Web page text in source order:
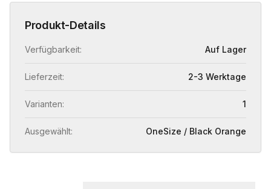
Produkt-Details
Verfügbarkeit: Auf Lager
Lieferzeit: 2-3 Werktage
Varianten: 1
Ausgewählt: OneSize / Black Orange